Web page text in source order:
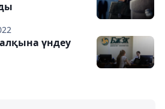
үндеу